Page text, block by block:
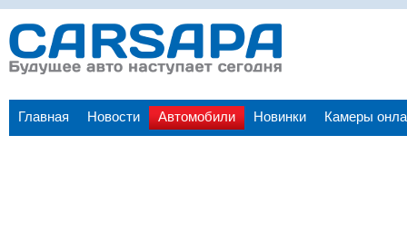
Главная Новости Автомобили Новинки Камеры